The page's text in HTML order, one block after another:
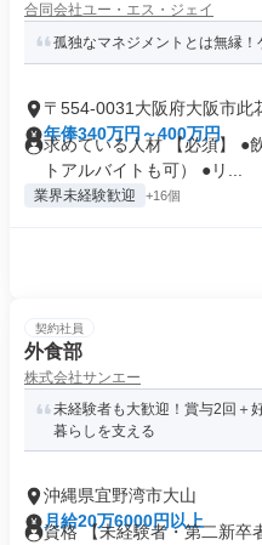
合同会社ユー・エス・ジェイ
孤独なマネジメントとは無縁
〒554-0031大阪府大阪市此
年俸340万円～400万円
求めている人材 【必須】 ●
トアルバイトも可） ●リ...
業界未経験歓迎 +16個
契約社員
外食部
株式会社サンエー
未経験者も大歓迎！賞与2回＋
暮らしを支える
沖縄県宜野湾市大山
月給20万6000円以上
資格 【未経験者・第二新